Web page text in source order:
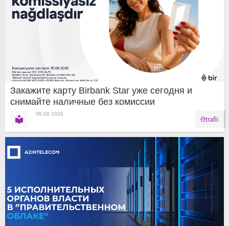
Закажите карту Birbank Star уже сегодня и
снимайте наличные без комиссии
06.08.2026
Ətraflı